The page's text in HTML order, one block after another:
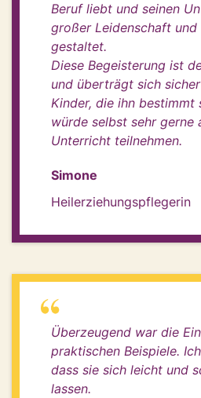
Beruf liebt und seinen
großer Leidenschaft und
gestaltet.
Diese Begeisterung ist
und überträgt sich
Kinder, die ihn bestimmt
würde selbst sehr gerne
Unterricht teilnehmen.
Simone
Heilerziehungspflegerin
Überzeugend war die
praktischen Beispiele.
dass sie sich leicht und
lassen.